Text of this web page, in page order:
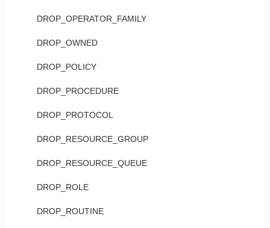
DROP_OPERATOR_FAMILY
DROP_OWNED
DROP_POLICY
DROP_PROCEDURE
DROP_PROTOCOL
DROP_RESOURCE_GROUP
DROP_RESOURCE_QUEUE
DROP_ROLE
DROP_ROUTINE